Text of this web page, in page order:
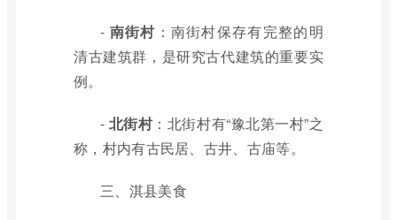
- 南街村 ：南街村保存有完整的明
清古建筑群，是研究古代建筑的重要实
例。
- 北街村：北街村有“豫北第一村”之
称，村内有古民居、古井、古庙等。
三、淇县美食